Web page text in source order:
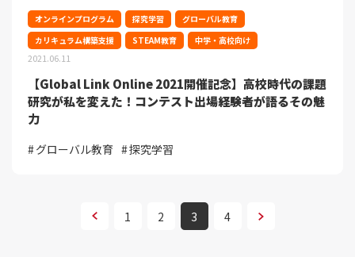
オンラインプログラム 探究学習
グローバル教育
カリキュラム構築支援
STEAM教育 中学・高校向け
2021.06.11
【Global Link Online 2021開催記念】高校時代の課題
研究が私を変えた！コンテスト出場経験者が語るその魅
力
グローバル教育 探究学習
次へ
1 2 3 4
次へ